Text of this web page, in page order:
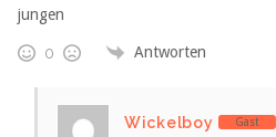
jungen
0 Antworten
Wickelboy Gast